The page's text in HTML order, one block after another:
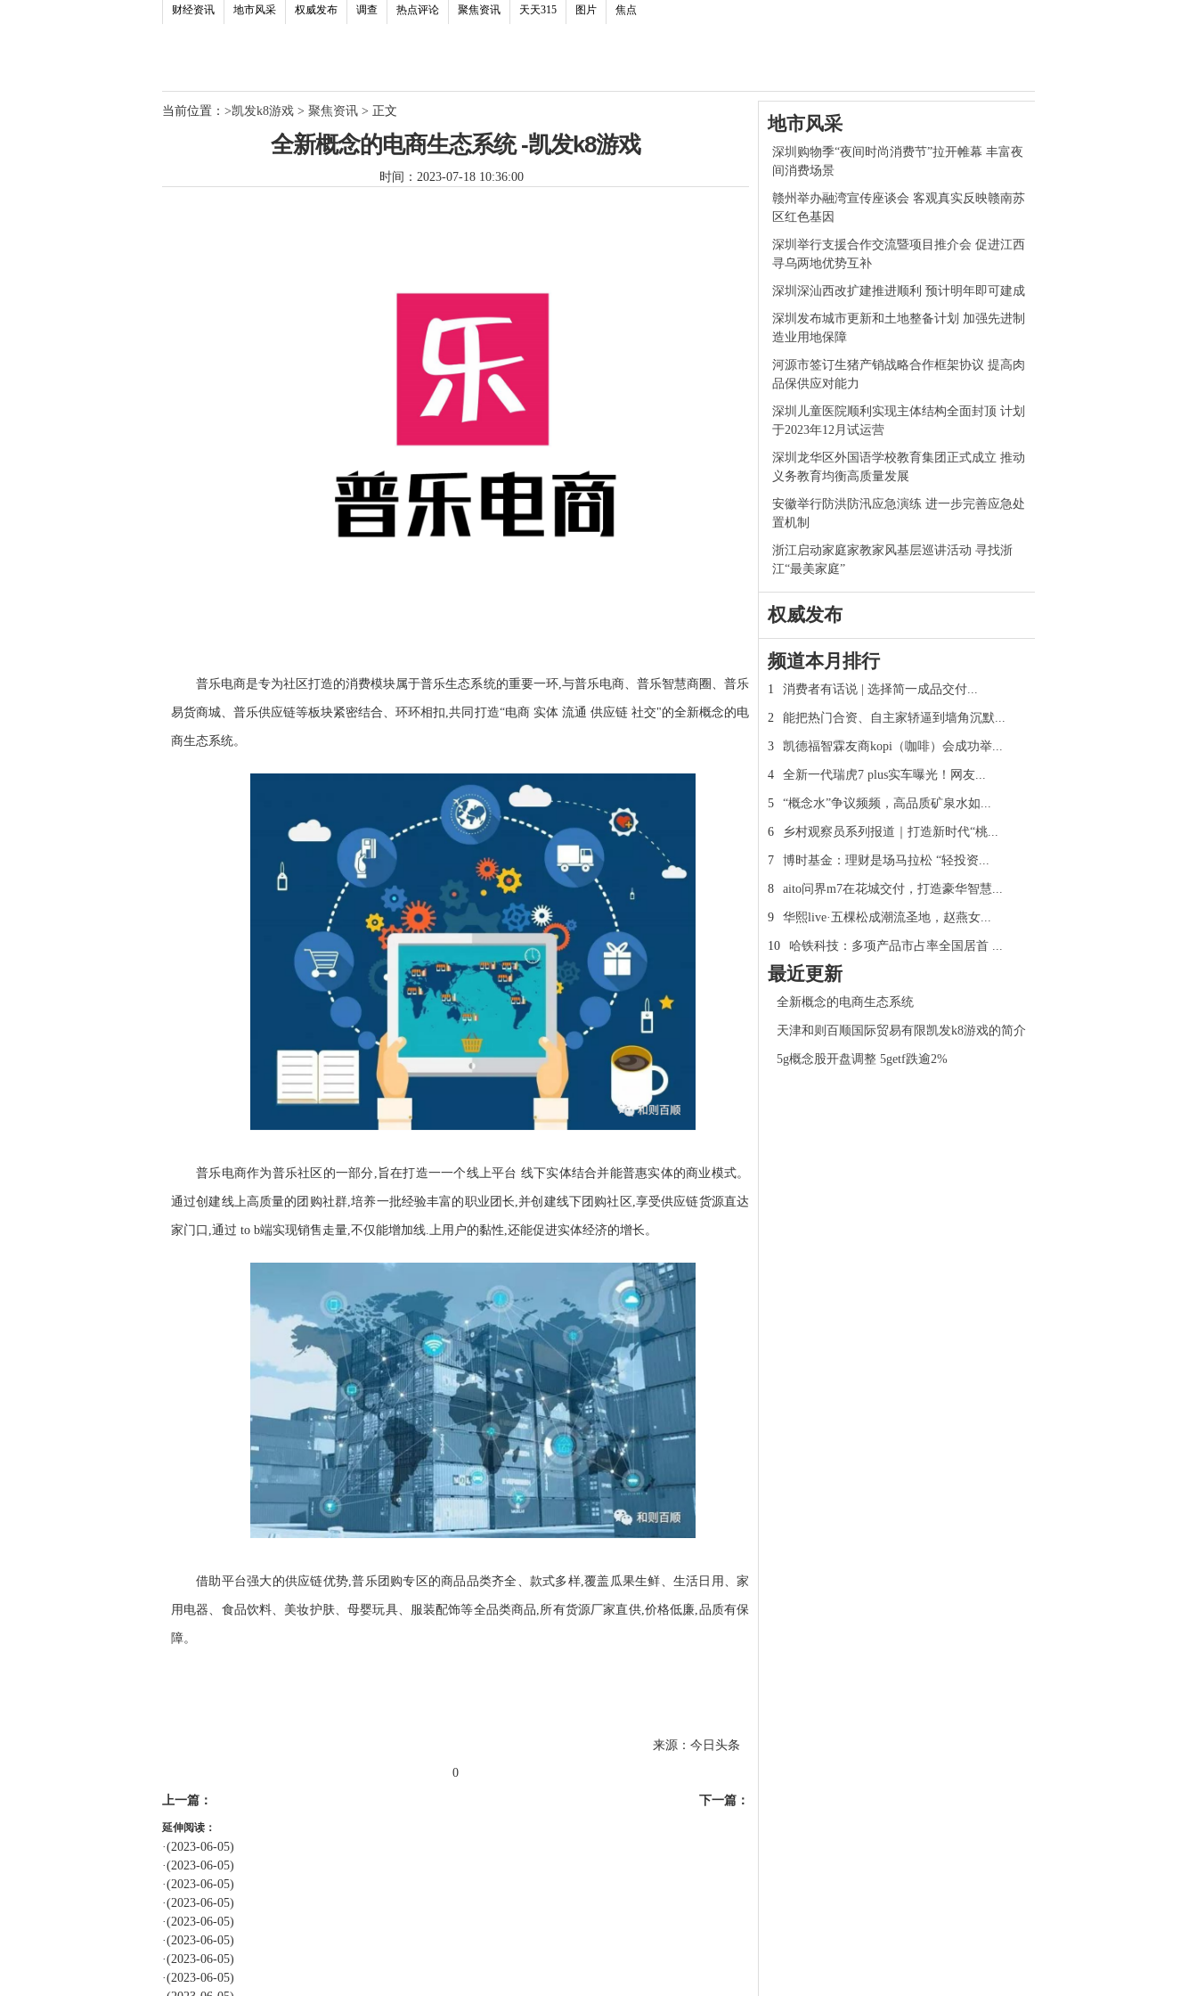
财经资讯 地市风采 权威发布 调查 热点评论 聚焦资讯 天天315 图片 焦点
当前位置： >凯发k8游戏 > 聚焦资讯 > 正文
全新概念的电商生态系统 -凯发k8游戏
时间：2023-07-18 10:36:00
普乐电商是专为社区打造的消费模块属于普乐生态系统的重要一环,与普乐电商、普乐智慧商圈、普乐
易货商城、普乐供应链等板块紧密结合、环环相扣,共同打造“电商 实体 流通 供应链 社交"的全新概念的电
商生态系统。
普乐电商作为普乐社区的一部分,旨在打造一一个线上平台 线下实体结合并能普惠实体的商业模式。
通过创建线上高质量的团购社群,培养一批经验丰富的职业团长,并创建线下团购社区,享受供应链货源直达
家门口,通过 to b端实现销售走量,不仅能增加线.上用户的黏性,还能促进实体经济的增长。
借助平台强大的供应链优势,普乐团购专区的商品品类齐全、款式多样,覆盖瓜果生鲜、生活日用、家
用电器、食品饮料、美妆护肤、母婴玩具、服装配饰等全品类商品,所有货源厂家直供,价格低廉,品质有保
障。
来源：今日头条
0
上一篇： 下一篇：
延伸阅读：
·(2023-06-05)
·(2023-06-05)
·(2023-06-05)
·(2023-06-05)
·(2023-06-05)
·(2023-06-05)
·(2023-06-05)
·(2023-06-05)
地市风采
深圳购物季“夜间时尚消费节”拉开帷幕 丰富夜
间消费场景
赣州举办融湾宣传座谈会 客观真实反映赣南苏
区红色基因
深圳举行支援合作交流暨项目推介会 促进江西
寻乌两地优势互补
深圳深汕西改扩建推进顺利 预计明年即可建成
深圳发布城市更新和土地整备计划 加强先进制
造业用地保障
河源市签订生猪产销战略合作框架协议 提高肉
品保供应对能力
深圳儿童医院顺利实现主体结构全面封顶 计划
于2023年12月试运营
深圳龙华区外国语学校教育集团正式成立 推动
义务教育均衡高质量发展
安徽举行防洪防汛应急演练 进一步完善应急处
置机制
浙江启动家庭家教家风基层巡讲活动 寻找浙
江“最美家庭”
权威发布
频道本月排行
1 消费者有话说 | 选择简一成品交付...
2 能把热门合资、自主家轿逼到墙角沉默...
3 凯德福智霖友商kopi（咖啡）会成功举...
4 全新一代瑞虎7 plus实车曝光！网友...
5 “概念水”争议频频，高品质矿泉水如...
6 乡村观察员系列报道｜打造新时代“桃...
7 博时基金：理财是场马拉松 “轻投资...
8 aito问界m7在花城交付，打造豪华智慧...
9 华熙live·五棵松成潮流圣地，赵燕女...
10 哈铁科技：多项产品市占率全国居首 ...
最近更新
全新概念的电商生态系统
天津和则百顺国际贸易有限凯发k8游戏的简介
5g概念股开盘调整 5getf跌逾2%